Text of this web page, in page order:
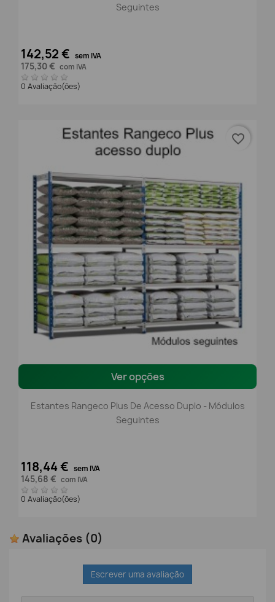
Seguintes
142,52 € sem IVA
175,30 € com IVA
0 Avaliação(ões)
Ver opções
Estantes Rangeco Plus De Acesso Duplo - Módulos
Seguintes
118,44 € sem IVA
145,68 € com IVA
0 Avaliação(ões)
favorite_border
Avaliações (0)
Escrever uma avaliação